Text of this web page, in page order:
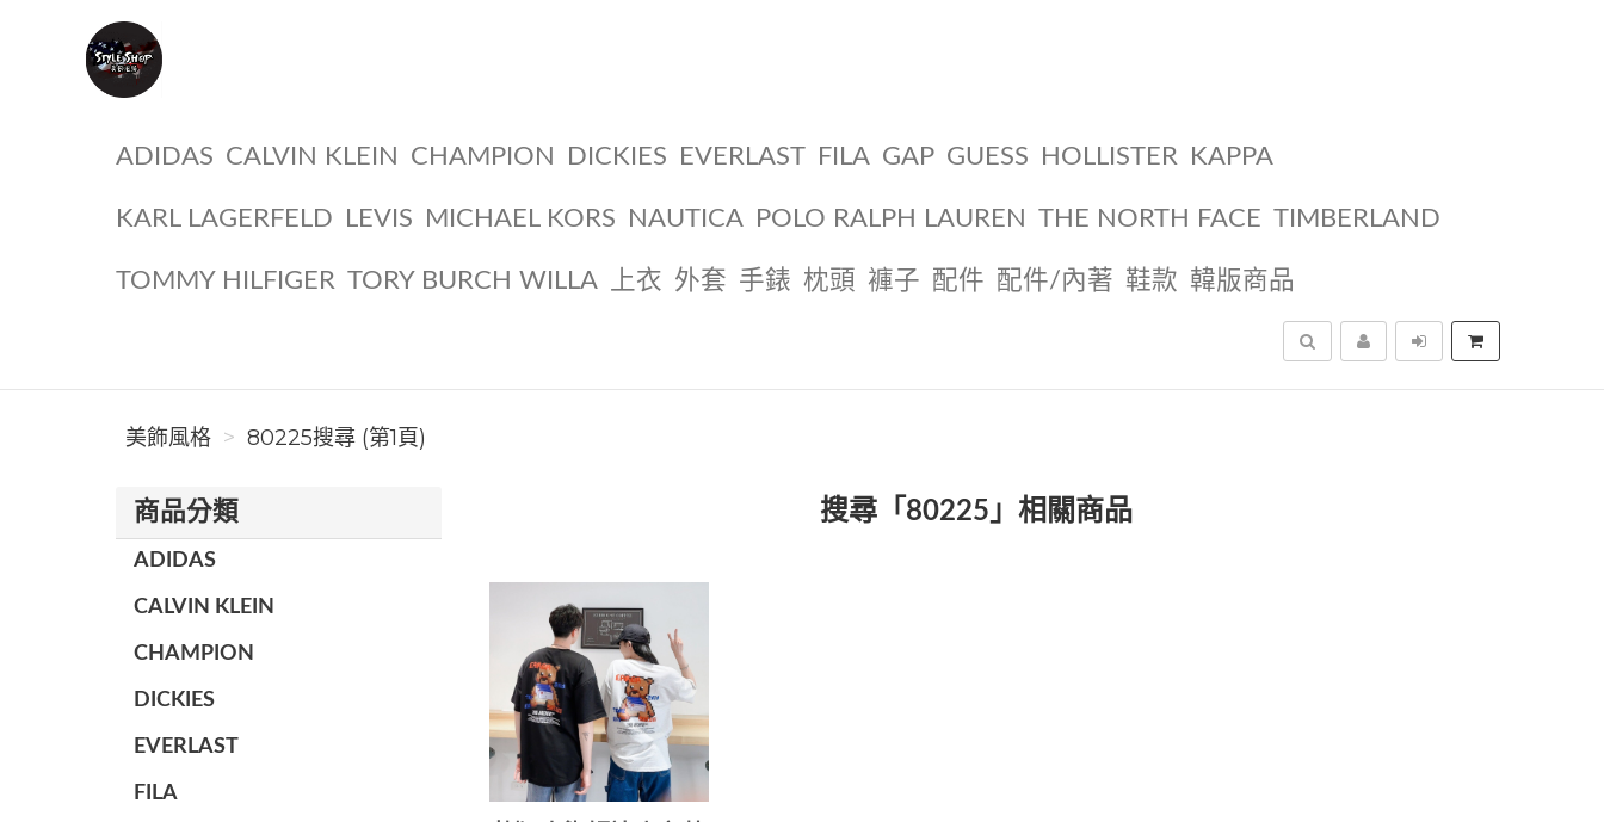
ADIDAS CALVIN KLEIN CHAMPION DICKIES EVERLAST FILA GAP GUESS HOLLISTER KAPPA
KARL LAGERFELD LEVIS MICHAEL KORS NAUTICA POLO RALPH LAUREN THE NORTH FACE TIMBERLAND
TOMMY HILFIGER TORY BURCH WILLA 上衣 外套 手錶 枕頭 褲子 配件 配件/內著 鞋款 韓版商品
搜尋
美飾風格 80225搜尋 (第1頁)
商品分類
ADIDAS
CALVIN KLEIN
CHAMPION
DICKIES
EVERLAST
FILA
搜尋「80225」相關商品